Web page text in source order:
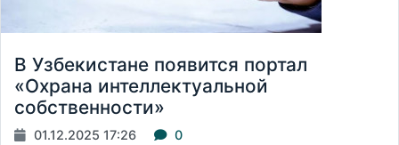
В Узбекистане появится портал
«Охрана интеллектуальной
собственности»
01.12.2025 17:26 0